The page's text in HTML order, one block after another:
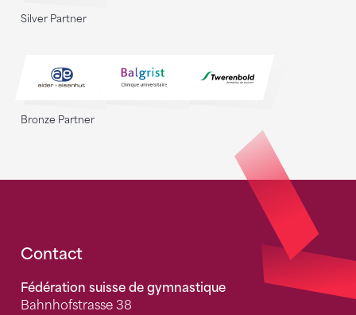
Silver Partner
Bronze Partner
Fusszeile
Contact
Fédération suisse de gymnastique
Bahnhofstrasse 38